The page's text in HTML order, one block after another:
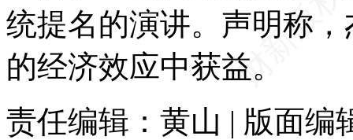
统提名的演讲。声明称
的经济效应中获益。
责任编辑：黄山 | 版面编